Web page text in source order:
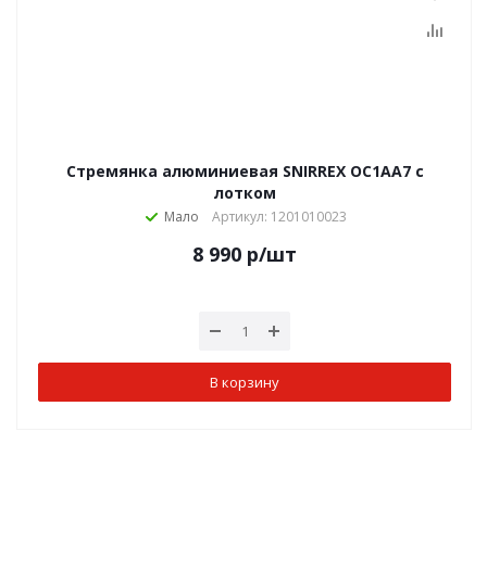
Стремянка алюминиевая SNIRREX OC1AA7 с
лотком
Мало Артикул: 1201010023
8 990 р/шт
В корзину